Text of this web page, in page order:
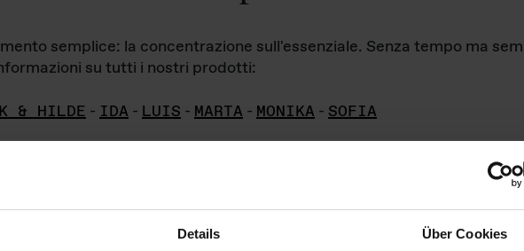
Details Über Cookies
semplice: la concentrazione sull'essenziale. Senza tempo ma
su tutti i nostri prodotti:
& HILDE - IDA - LUIS - MARTA - MONIKA - SOFIA